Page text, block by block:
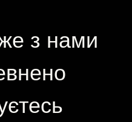
з нами